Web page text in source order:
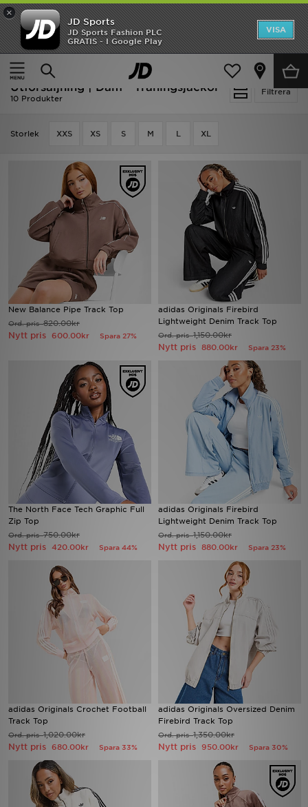
×
JD Sports
JD Sports Fashion PLC
GRATIS - I Google Play
VISA
Ny termin, ny stil Essentials för skolstarten
Hem
Dam Damkläder Träningsjackor
Filtrera
Utförsäljning | Dam - Träningsjackor
10 Produkter
Storlek XXS XS S M L XL
New Balance Pipe Track Top
Ord. pris820.00kr
Nytt pris 600.00kr Spara 27%
adidas Originals Firebird
Lightweight Denim Track Top
Ord. pris1,150.00kr
Nytt pris 880.00kr Spara 23%
The North Face Tech Graphic Full
Zip Top
Ord. pris750.00kr
Nytt pris 420.00kr Spara 44%
adidas Originals Firebird
Lightweight Denim Track Top
Ord. pris1,150.00kr
Nytt pris 880.00kr Spara 23%
adidas Originals Crochet Football
Track Top
Ord. pris1,020.00kr
Nytt pris 680.00kr Spara 33%
adidas Originals Oversized Denim
Firebird Track Top
Ord. pris1,350.00kr
Nytt pris 950.00kr Spara 30%
Hem
Rea
Nyheter
Varumärken
Bästsäljare
Sport
Fotboll
Ladda ner appen
Mina meddelanden
Kundservice
JD Blogg